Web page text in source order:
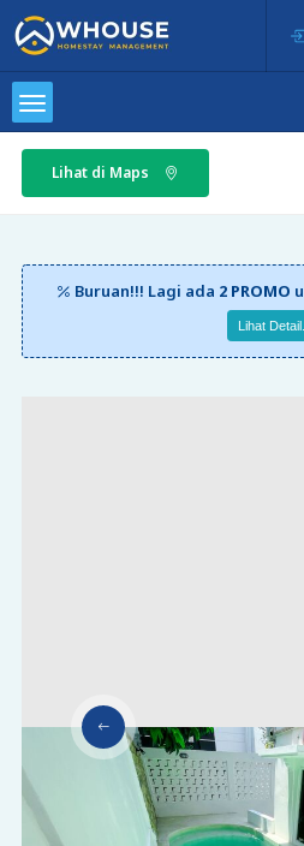
Lihat di Maps
Buruan!!! Lagi ada 2 PROMO
Lihat Detail.